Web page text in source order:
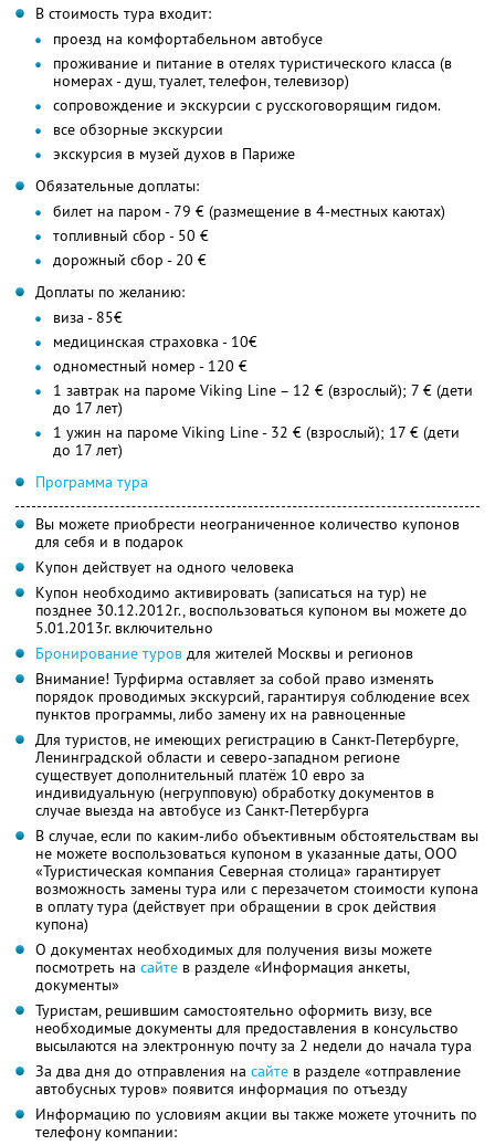
В стоимость тура входит:
проезд на комфортабельном автобусе
проживание и питание в отелях туристического класса (в
номерах - душ, туалет, телефон, телевизор)
сопровождение и экскурсии с русскоговорящим гидом.
все обзорные экскурсии
экскурсия в музей духов в Париже
Обязательные доплаты:
билет на паром - 79 € (размещение в 4-местных каютах)
топливный сбор - 50 €
дорожный сбор - 20 €
Доплаты по желанию:
виза - 85€
медицинская страховка - 10€
одноместный номер - 120 €
1 завтрак на пароме Viking Line – 12 € (взрослый); 7 € (дети
до 17 лет)
1 ужин на пароме Viking Line - 32 € (взрослый); 17 € (дети
до 17 лет)
Программа тура
Вы можете приобрести неограниченное количество купонов
для себя и в подарок
Купон действует на одного человека
Купон необходимо активировать (записаться на тур) не
позднее 30.12.2012г., воспользоваться купоном вы можете до
5.01.2013г. включительно
Бронирование туров для жителей Москвы и регионов
Внимание! Турфирма оставляет за собой право изменять
порядок проводимых экскурсий, гарантируя соблюдение всех
пунктов программы, либо замену их на равноценные
Для туристов, не имеющих регистрацию в Санкт-Петербурге,
Ленинградской области и северо-западном регионе
существует дополнительный платёж 10 евро за
индивидуальную (негрупповую) обработку документов в
случае выезда на автобусе из Санкт-Петербурга
В случае, если по каким-либо объективным обстоятельствам вы
не можете воспользоваться купоном в указанные даты, ООО
«Туристическая компания Северная столица» гарантирует
возможность замены тура или с перезачетом стоимости купона
в оплату тура (действует при обращении в срок действия
купона)
О документах необходимых для получения визы можете
посмотреть на сайте в разделе «Информация анкеты,
документы»
Туристам, решившим самостоятельно оформить визу, все
необходимые документы для предоставления в консульство
высылаются на электронную почту за 2 недели до начала тура
За два дня до отправления на сайте в разделе «отправление
автобусных туров» появится информация по отъезду
Информацию по условиям акции вы также можете уточнить по
телефону компании: